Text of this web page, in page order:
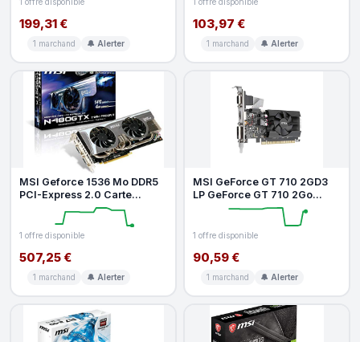
199,31 €
1 marchand 🔔 Alerter
103,97 €
1 marchand 🔔 Alerter
MSI Geforce 1536 Mo DDR5
PCI-Express 2.0 Carte
Graphique N480GTX Twin
1 offre disponible
507,25 €
1 marchand 🔔 Alerter
MSI GeForce GT 710 2GD3
LP GeForce GT 710 2Go
GDDR3 - Cartes graphiques
1 offre disponible
90,59 €
1 marchand 🔔 Alerter